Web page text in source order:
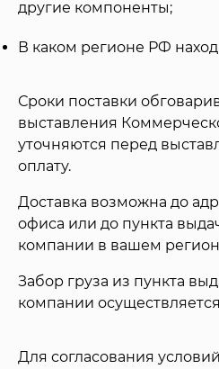
другие компоненты;
В каком регионе РФ
Сроки поставки
выставления
уточняются перед
оплату.
Доставка возможна до
офиса или до пункта
компании в вашем
Забор груза из пункта
компании
Для согласования